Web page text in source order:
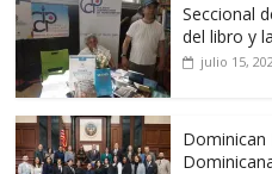
Seccional
del libro y
julio 15,
Dominican